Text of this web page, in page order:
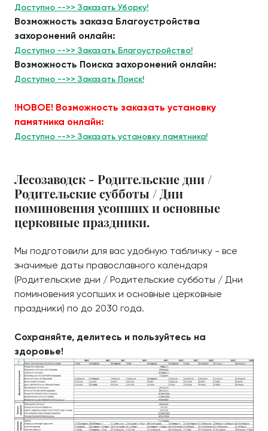
Доступно -->> Заказать Уборку!
Возможность заказа Благоустройства
захоронений онлайн:
Доступно -->> Заказать Благоустройство!
Возможность Поиска захоронений онлайн:
Доступно -->> Заказать Поиск!
!НОВОЕ! Возможность заказать установку
памятника онлайн:
Доступно -->> Заказать установку памятника!
Лесозаводск - Родительские дни /
Родительские субботы / Дни
поминовения усопших и основные
церковные праздники.
Мы подготовили для вас удобную табличку - все
значимые даты православного календаря
(Родительские дни / Родительские субботы / Дни
поминовения усопших и основные церковные
праздники) по до 2030 года.
Сохраняйте, делитесь и пользуйтесь на
здоровье!